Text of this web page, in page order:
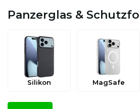
Panzerglas &
Silikon MagSafe